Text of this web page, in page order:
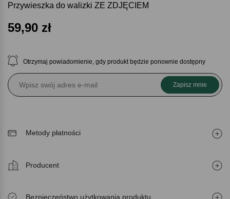
Przywieszka do walizki ZE ZDJĘCIEM
59,90 zł
Otrzymaj powiadomienie, gdy produkt będzie ponownie dostępny
Zapisz mnie
Metody płatności
Producent
Bezpieczeństwo użytkowania produktu